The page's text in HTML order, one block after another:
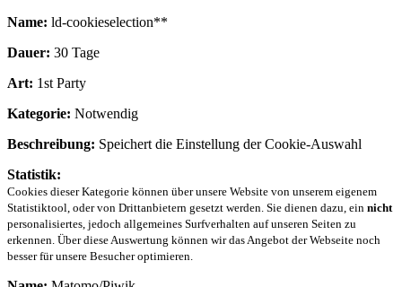
Name: ld-cookieselection**
Dauer: 30 Tage
Art: 1st Party
Kategorie: Notwendig
Beschreibung: Speichert die Einstellung der Cookie-Auswahl
Statistik:
Cookies dieser Kategorie können über unsere Website von unserem eigenem
Statistiktool, oder von Drittanbietern gesetzt werden. Sie dienen dazu, ein nicht
personalisiertes, jedoch allgemeines Surfverhalten auf unseren Seiten zu
erkennen. Über diese Auswertung können wir das Angebot der Webseite noch
besser für unsere Besucher optimieren.